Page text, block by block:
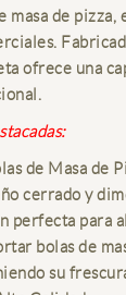
masa de pizza,
ofrece una
de Masa de
cerrado y
perfecta para
bolas de
su